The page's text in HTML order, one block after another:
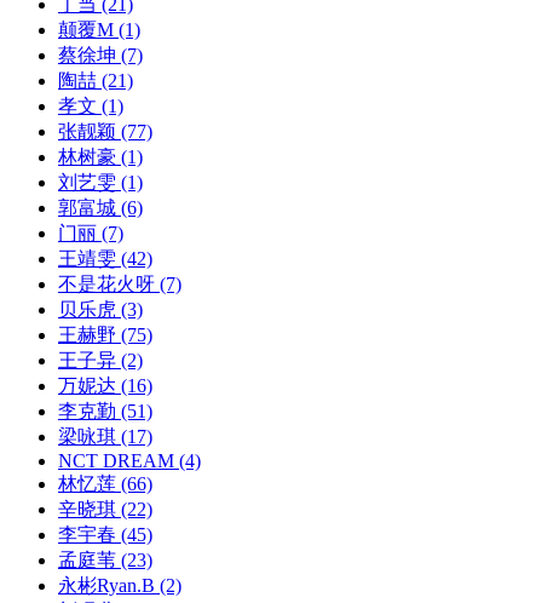
丁当 (21)
颠覆M (1)
蔡徐坤 (7)
陶喆 (21)
孝文 (1)
张靓颖 (77)
林树豪 (1)
刘艺雯 (1)
郭富城 (6)
门丽 (7)
王靖雯 (42)
不是花火呀 (7)
贝乐虎 (3)
王赫野 (75)
王子异 (2)
万妮达 (16)
李克勤 (51)
梁咏琪 (17)
NCT DREAM (4)
林忆莲 (66)
辛晓琪 (22)
李宇春 (45)
孟庭苇 (23)
永彬Ryan.B (2)